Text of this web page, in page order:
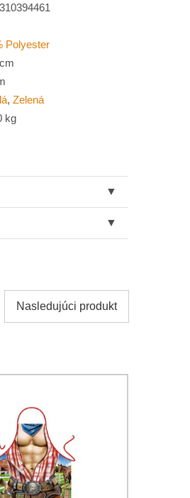
Polyester
, Zelená
kg
spoločnosti Bomba s.r.o.
Nasledujúci produkt